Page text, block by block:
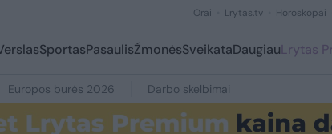
Orai Lrytas.tv Horoskopai
SportasPasaulisŽmonėsSveikataDaugiauLrytas
Europos burės 2026 Darbo skelbimai